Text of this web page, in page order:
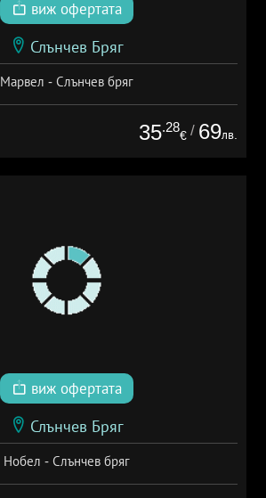
виж офертата
Слънчев Бряг
Марвел - Слънчев бряг
35.28
€ / 69лв.
виж офертата
Слънчев Бряг
Нобел - Слънчев бряг